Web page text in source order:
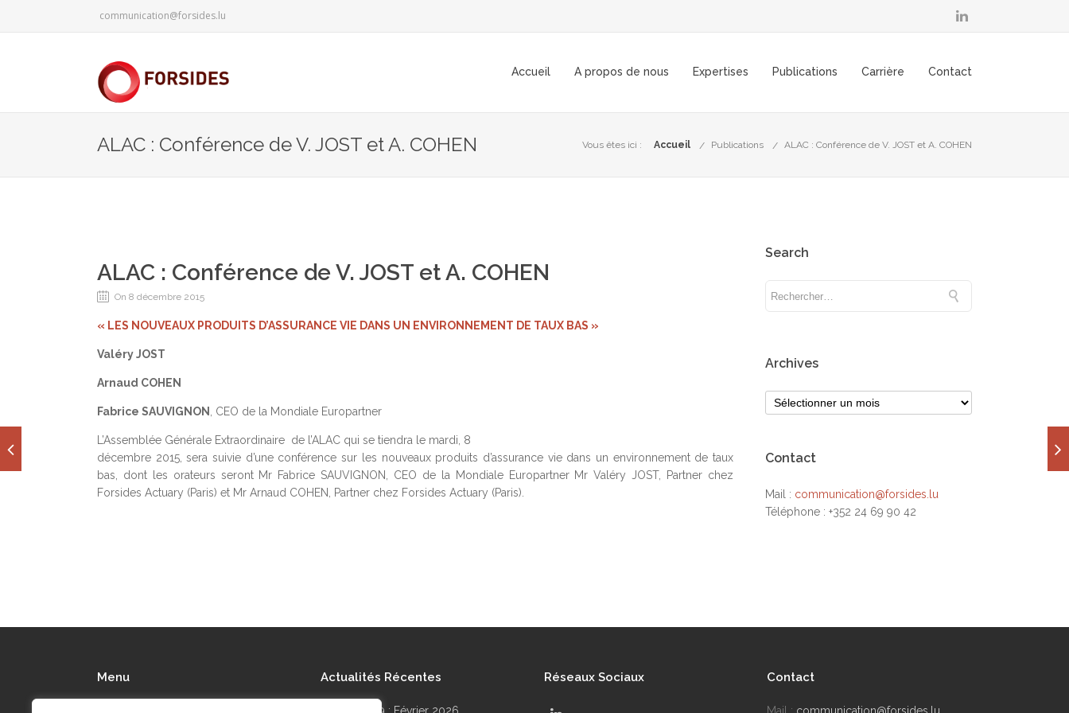
communication@forsides.lu
Accueil A propos de nous Expertises Publications Carrière Contact
ALAC : Conférence de V. JOST et A. COHEN Vous êtes ici : Accueil Publications ALAC : Conférence de V. JOST et A. COHEN
ALAC : Conférence de V. JOST et A. COHEN
On 8 décembre 2015
« LES NOUVEAUX PRODUITS D’ASSURANCE VIE DANS UN ENVIRONNEMENT DE TAUX BAS »
Valéry JOST
Arnaud COHEN
Fabrice SAUVIGNON , CEO de la Mondiale Europartner
L’Assemblée Générale Extraordinaire de l’ALAC qui se tiendra le mardi, 8
décembre 2015, sera suivie d’une conférence sur les nouveaux produits d’assurance vie dans un environnement de taux
bas, dont les orateurs seront Mr Fabrice SAUVIGNON, CEO de la Mondiale Europartner Mr Valéry JOST, Partner chez
Forsides Actuary (Paris) et Mr Arnaud COHEN, Partner chez Forsides Actuary (Paris).
Search
Archives
Contact
Mail : communication@forsides.lu
Téléphone : +352 24 69 90 42
Menu Actualités Récentes Réseaux Sociaux Contact